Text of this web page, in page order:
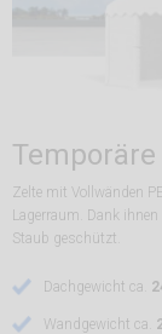
Zelte mit Vollwänden
Lagerraum. Dank
Staub geschützt.
Dachgewicht ca.
Wandgewicht ca.